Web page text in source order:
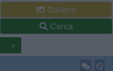
Galleria
Cerca
>